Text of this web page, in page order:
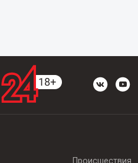
Происшествия